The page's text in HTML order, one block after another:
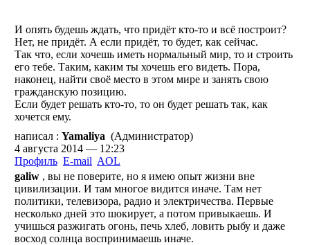
И опять будешь ждать, что придёт кто-то и всё построит?
Нет, не придёт. А если придёт, то будет, как сейчас.
Так что, если хочешь иметь нормальный мир, то и строить
его тебе. Таким, каким ты хочешь его видеть. Пора,
наконец, найти своё место в этом мире и занять свою
гражданскую позицию.
Если будет решать кто-то, то он будет решать так, как
хочется ему.
написал : Yamaliya (Администратор)
4 августа 2014 — 12:23
Профиль E-mail AOL
galiw , вы не поверите, но я имею опыт жизни вне
цивилизации. И там многое видится иначе. Там нет
политики, телевизора, радио и электричества. Первые
несколько дней это шокирует, а потом привыкаешь. И
учишься разжигать огонь, печь хлеб, ловить рыбу и даже
восход солнца воспринимаешь иначе.